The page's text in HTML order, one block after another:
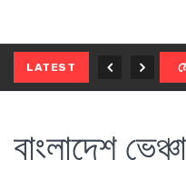
LATEST
বাংলাদেশ